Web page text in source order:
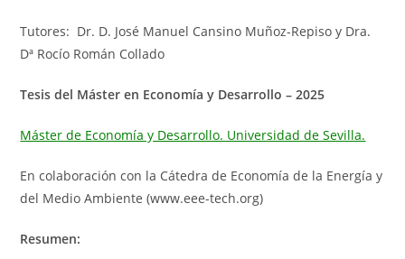
Tutores: Dr. D. José Manuel Cansino Muñoz-Repiso y Dra.
Dª Rocío Román Collado
Tesis del Máster en Economía y Desarrollo – 2025
Máster de Economía y Desarrollo. Universidad de Sevilla.
En colaboración con la Cátedra de Economía de la Energía y
del Medio Ambiente (www.eee-tech.org)
Resumen: